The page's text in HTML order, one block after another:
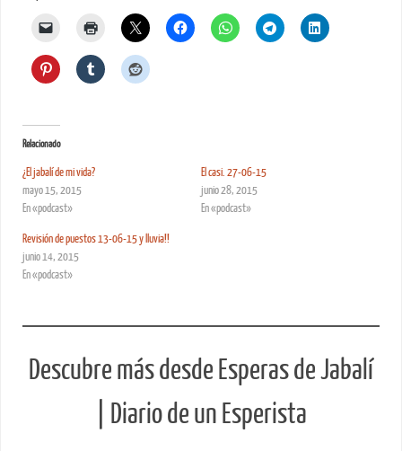
Relacionado
¿El jabalí de mi vida?
mayo 15, 2015
En «podcast»
El casi. 27-06-15
junio 28, 2015
En «podcast»
Revisión de puestos 13-06-15 y lluvia!!
junio 14, 2015
En «podcast»
Descubre más desde Esperas de Jabalí
| Diario de un Esperista